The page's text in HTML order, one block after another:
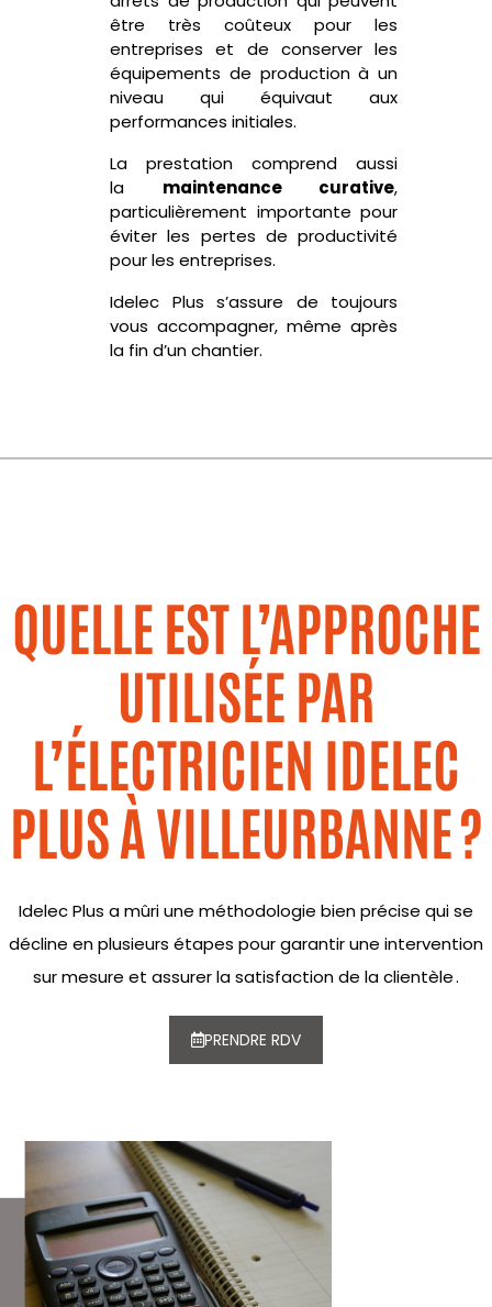
être très coûteux pour les
entreprises et de conserver les
équipements de production à un
niveau qui équivaut aux
performances initiales.
La prestation comprend aussi
la maintenance curative,
particulièrement importante pour
éviter les pertes de productivité
pour les entreprises.
Idelec Plus s’assure de toujours
vous accompagner, même après
la fin d’un chantier.
QUELLE EST L’APPROCHE
UTILISÉE PAR
L’ÉLECTRICIEN IDELEC
PLUS À VILLEURBANNE ?
IdelecPlus a mûri une méthodologie bien précise quise
décline en plusieurs étapes pour garantir une intervention
sur mesure et assurer la satisfaction de la clientèle .
PRENDRE RDV